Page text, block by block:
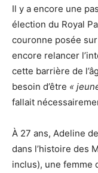
Il y a encore une
élection du Royal
couronne posée
encore relancer
cette barrière de
besoin d’être «
fallait
À 27 ans, Adeline
dans l’histoire des
inclus), une femme